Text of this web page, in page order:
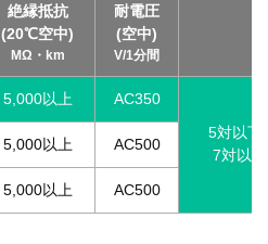
絶縁抵抗
(20℃空中)
MΩ・km
耐電圧
(空中)
V/1分間
5,000以上
AC350
5対以下
7対以
5,000以上 AC500
5,000以上 AC500